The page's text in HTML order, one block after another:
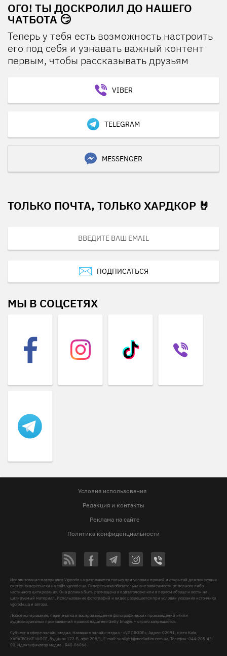
ОГО! ТЫ ДОСКРОЛИЛ ДО НАШЕГО
ЧАТБОТА 😏
Теперь у тебя есть возможность настроить
его под себя и узнавать важный контент
первым, чтобы рассказывать друзьям
VIBER
TELEGRAM
MESSENGER
ТОЛЬКО ПОЧТА, ТОЛЬКО ХАРДКОР 🤘
ПОДПИСАТЬСЯ
МЫ В СОЦСЕТЯХ
Условия использования
Редакция и контакты
Реклама на сайте
Политика конфиденциальности
Использование материалов Vgorode.ua разрешается только при условии прямой и открытой для поисковых
систем гиперссылки на сайт vgorode.ua. Гиперссылка обязательна вне зависимости от полного либо
частичного цитирования. Она должна быть размещена в подзаголовке или в первом абзаце и вести на
цитируемый материал. Использование фотографий и видео разрешается при условии указания источника
vgorode.ua и автора.
Любое копирование, перепечатка и воспроизведение фотографических произведений и/или
аудиовизуальных произведений правообладателя Getty Images – строго запрещается.
Субъект в сфере онлайн-медиа, Название онлайн-медиа - «VGORODE», Адрес: 02091, місто Київ,
ХАРКІВСЬКЕ ШОСЕ, будинок 172-Б, офіс 208/1, E-mail:sunlight@mediadim.com.ua , Телефон: 044-205-43-
00, Идентификатор медиа - R40-06066